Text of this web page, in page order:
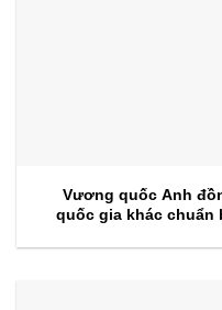
Vương quốc Anh
quốc gia khác chuẩn